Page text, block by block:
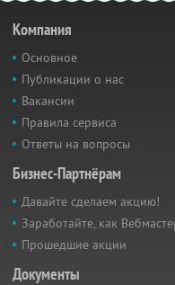
Компания
Основное
Публикации о нас
Вакансии
Правила сервиса
Ответы на вопросы
Бизнес-Партнёрам
Давайте сделаем акцию!
Заработайте, как
Прошедшие акции
Документы